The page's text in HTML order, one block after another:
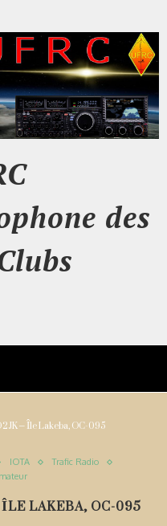
des
– Île Lakeba, OC-095
IOTA
Trafic Radio
LAKEBA, OC-095